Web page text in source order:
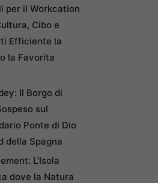
per il Workcation
Cibo e
Efficiente la
la Favorita
Il Borgo di
sul
Ponte di Dio
della Spagna
L’Isola
dove la Natura